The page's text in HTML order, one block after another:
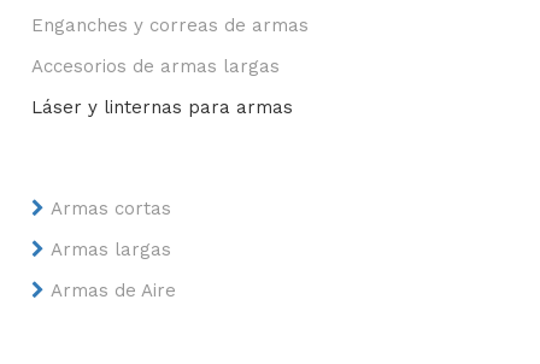
Enganches y correas de armas
Accesorios de armas largas
Láser y linternas para armas
Armas cortas
Armas largas
Armas de Aire